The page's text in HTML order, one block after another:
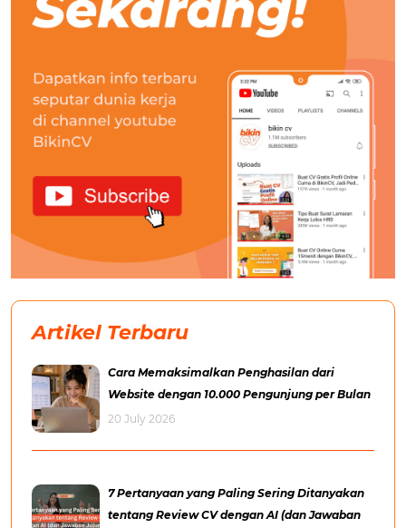
Artikel Terbaru
Cara Memaksimalkan Penghasilan dari
Website dengan 10.000 Pengunjung per Bulan
20 July 2026
7 Pertanyaan yang Paling Sering Ditanyakan
tentang Review CV dengan AI (dan Jawaban